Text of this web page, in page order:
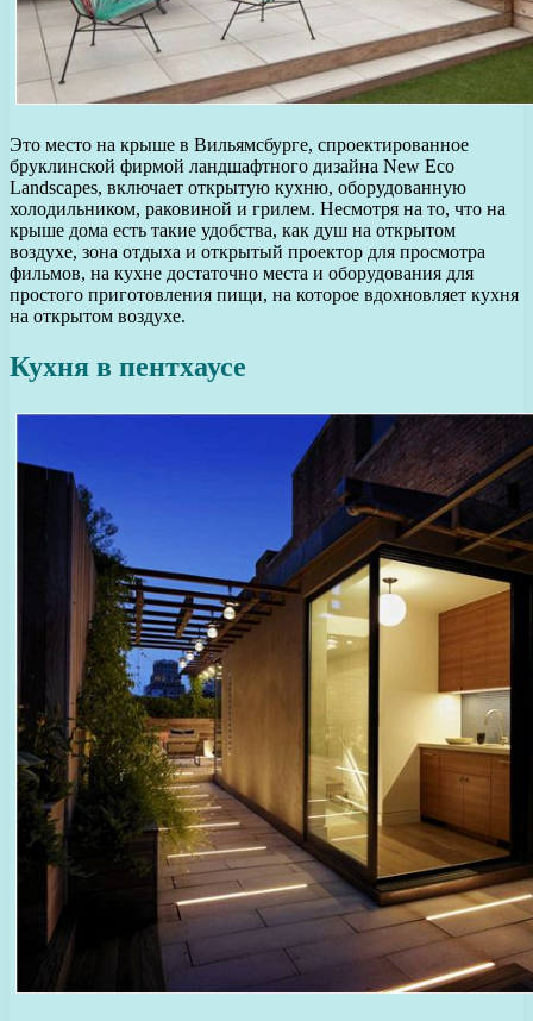
Это место на крыше в Вильямсбурге, спроектированное
бруклинской фирмой ландшафтного дизайна New Eco
Landscapes, включает открытую кухню, оборудованную
холодильником, раковиной и грилем. Несмотря на то, что на
крыше дома есть такие удобства, как душ на открытом
воздухе, зона отдыха и открытый проектор для просмотра
фильмов, на кухне достаточно места и оборудования для
простого приготовления пищи, на которое вдохновляет кухня
на открытом воздухе.
Кухня в пентхаусе